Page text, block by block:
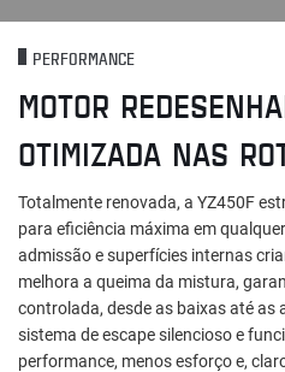
PERFORMANCE
MOTOR
OTIMIZADA NAS
Totalmente renovada, a YZ450F
para eficiência máxima em
admissão e superfícies internas
melhora a queima da mistura,
controlada, desde as baixas até as
sistema de escape silencioso e
performance, menos esforço e,